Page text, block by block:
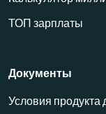
ТОП зарплаты
Документы
Условия продукта